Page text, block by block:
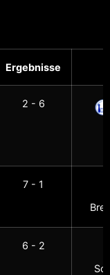
Ergebnisse
2 - 6
7 - 1
6 - 2